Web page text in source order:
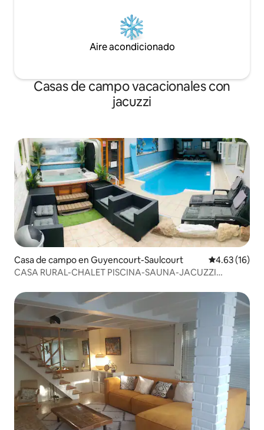
Aire acondicionado
Casas de campo vacacionales con
jacuzzi
Casa de campo en Guyencourt-Saulcourt Calificación
4.63 (16)
CASA RURAL-CHALET PISCINA-SAUNA-JACUZZI